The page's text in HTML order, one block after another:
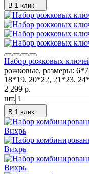
В 1 клик
Набор рожковых
рожковые, размеры:
18*19, 20*22, 21*23,
2 299 p.
шт.
В 1 клик